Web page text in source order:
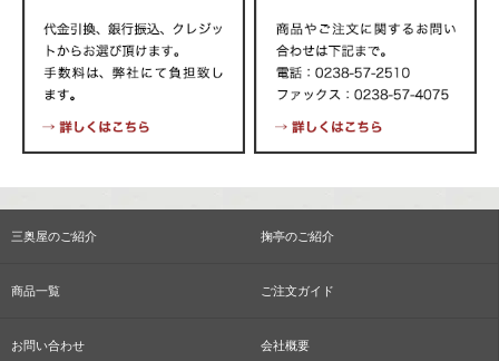
三奥屋のご紹介 掬亭のご紹介
商品一覧 ご注文ガイド
お問い合わせ 会社概要